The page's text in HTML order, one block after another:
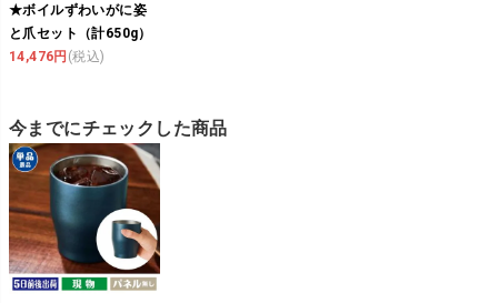
★ボイルずわいがに姿
と爪セット（計650g）
14,476円 (税込)
今までにチェックした商品